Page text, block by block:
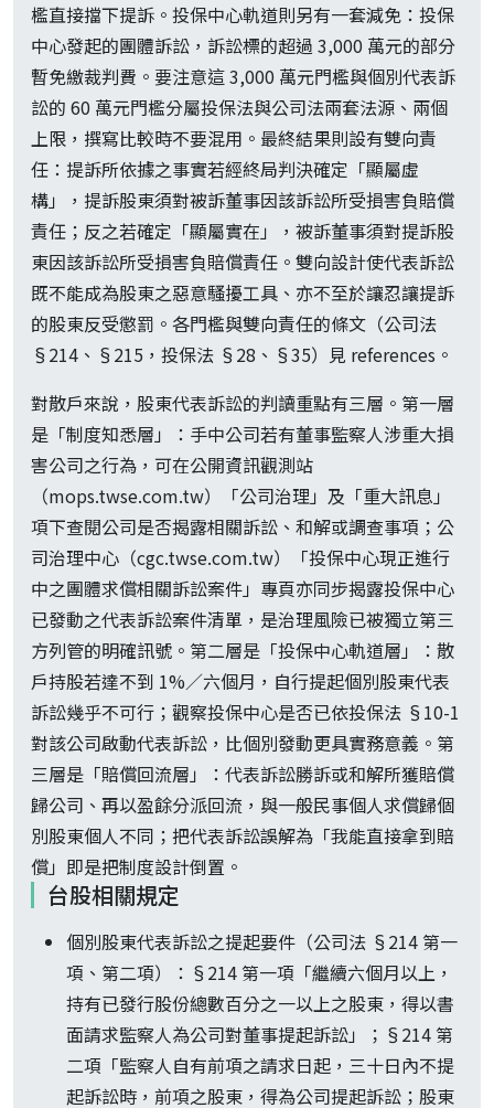
檻直接擋下提訴。投保中心軌道則另有一套減免：投保
中心發起的團體訴訟，訴訟標的超過 3,000 萬元的部分
暫免繳裁判費。要注意這 3,000 萬元門檻與個別代表訴
訟的 60 萬元門檻分屬投保法與公司法兩套法源、兩個
上限，撰寫比較時不要混用。最終結果則設有雙向責
任：提訴所依據之事實若經終局判決確定「顯屬虛
構」，提訴股東須對被訴董事因該訴訟所受損害負賠償
責任；反之若確定「顯屬實在」，被訴董事須對提訴股
東因該訴訟所受損害負賠償責任。雙向設計使代表訴訟
既不能成為股東之惡意騷擾工具、亦不至於讓忍讓提訴
的股東反受懲罰。各門檻與雙向責任的條文（公司法
§214、§215，投保法 §28、§35）見 references。
對散戶來說，股東代表訴訟的判讀重點有三層。第一層
是「制度知悉層」：手中公司若有董事監察人涉重大損
害公司之行為，可在公開資訊觀測站
（mops.twse.com.tw）「公司治理」及「重大訊息」
項下查閱公司是否揭露相關訴訟、和解或調查事項；公
司治理中心（cgc.twse.com.tw）「投保中心現正進行
中之團體求償相關訴訟案件」專頁亦同步揭露投保中心
已發動之代表訴訟案件清單，是治理風險已被獨立第三
方列管的明確訊號。第二層是「投保中心軌道層」：散
戶持股若達不到 1%／六個月，自行提起個別股東代表
訴訟幾乎不可行；觀察投保中心是否已依投保法 §10-1
對該公司啟動代表訴訟，比個別發動更具實務意義。第
三層是「賠償回流層」：代表訴訟勝訴或和解所獲賠償
歸公司、再以盈餘分派回流，與一般民事個人求償歸個
別股東個人不同；把代表訴訟誤解為「我能直接拿到賠
償」即是把制度設計倒置。
台股相關規定
個別股東代表訴訟之提起要件（公司法 §214 第一
項、第二項）：§214 第一項「繼續六個月以上，
持有已發行股份總數百分之一以上之股東，得以書
面請求監察人為公司對董事提起訴訟」；§214 第
二項「監察人自有前項之請求日起，三十日內不提
起訴訟時，前項之股東，得為公司提起訴訟；股東